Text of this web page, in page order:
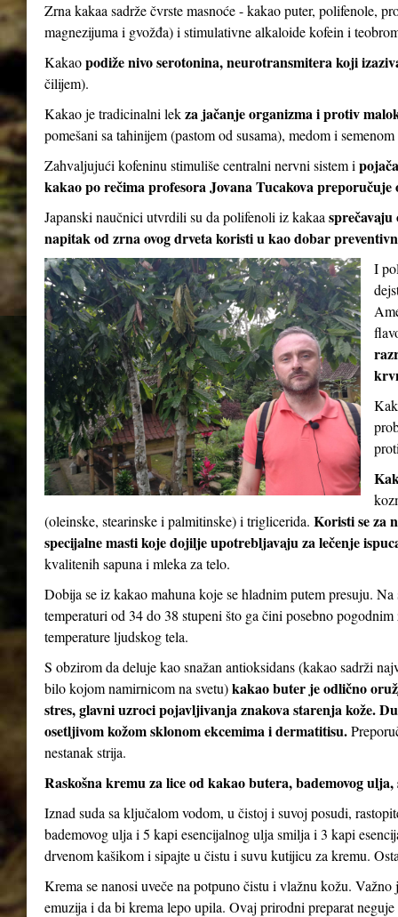
Zrna kakaa sadrže čvrste masnoće - kakao puter, polifenole,
magnezijuma i gvožđa) i stimulativne alkaloide kofein i
Kakaopodiže nivo serotonina, neurotransmitera koji
čilijem).
Kakao je tradicinalni lekza jačanje organizma i protiv
pomešani sa tahinijem (pastom od susama), medom i
Zahvaljujući kofeninu stimuliše centralni nervni sistem i
kakao po rečima profesora Jovana Tucakova preporučuje
Japanski naučnici utvrdili su da polifenoli iz kakaa
napitak od zrna ovog drveta koristi u kao dobar
I
(oleinske, stearinske i palmitinske) i triglicerida. Koristi se za
specijalne masti koje dojilje upotrebljavaju za lečenje
kvalitenih sapuna i mleka za telo.
Dobija se iz kakao mahuna koje se hladnim putem presuju.
temperaturi od 34 do 38 stupeni što ga čini posebno
temperature ljudskog tela.
S obzirom da deluje kao snažan antioksidans (kakao sadrži
bilo kojom namirnicom na svetu)kakao buter je odlično
stres, glavni uzroci pojavljivanja znakova starenja kože.
osetljivom kožom sklonom ekcemima i dermatitisu.
nestanak strija.
Raskošna kremu za lice od kakao butera, bademovog
Iznad suda sa ključalom vodom, u čistoj i suvoj posudi,
bademovog ulja i 5 kapi esencijalnog ulja smilja i 3 kapi
drvenom kašikom i sipajte u čistu i suvu kutijicu za kremu.
Krema se nanosi uveče na potpuno čistu i vlažnu kožu.
emuzija i da bi krema lepo upila. Ovaj prirodni preparat